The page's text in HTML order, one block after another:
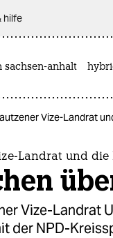
hilfe
sachsen-anhalt
Vize-Landrat
Landrat und die
Vize-Landrat
der NPD-